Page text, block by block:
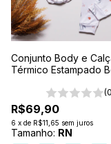
Conjunto Body e
Térmico Estampado
R$69,90
6 x de R$11,65 sem juros
Tamanho: RN